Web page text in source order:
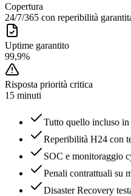
Copertura
24/7/365 con reperibilità
Uptime garantito
99,9%
Risposta priorità critica
15 minuti
Tutto quello incluso in
Reperibilità H24 con
SOC e monitoraggio
Penali contrattuali su
Disaster Recovery